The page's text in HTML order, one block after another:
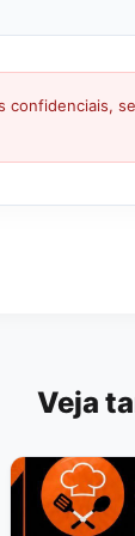
confidenciais,
Veja